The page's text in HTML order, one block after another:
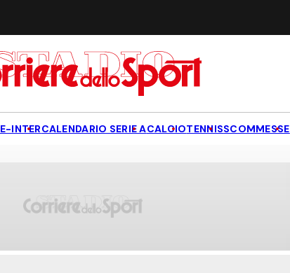
INTERCALENDARIO SERIE ACALCIOTENNISSCOMMESSE